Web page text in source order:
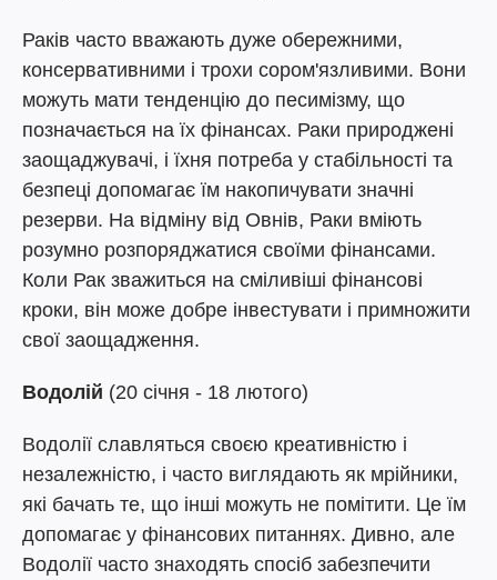
Раків часто вважають дуже обережними,
консервативними і трохи сором'язливими. Вони
можуть мати тенденцію до песимізму, що
позначається на їх фінансах. Раки природжені
заощаджувачі, і їхня потреба у стабільності та
безпеці допомагає їм накопичувати значні
резерви. На відміну від Овнів, Раки вміють
розумно розпоряджатися своїми фінансами.
Коли Рак зважиться на сміливіші фінансові
кроки, він може добре інвестувати і примножити
свої заощадження.
Водолій (20 січня - 18 лютого)
Водолії славляться своєю креативністю і
незалежністю, і часто виглядають як мрійники,
які бачать те, що інші можуть не помітити. Це їм
допомагає у фінансових питаннях. Дивно, але
Водолії часто знаходять спосіб забезпечити